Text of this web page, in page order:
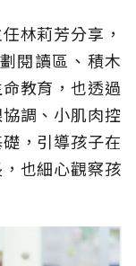
林莉芳分享，
閱讀區、積木
教育，也透過
調、小肌肉控
，引導孩子在
也細心觀察孩